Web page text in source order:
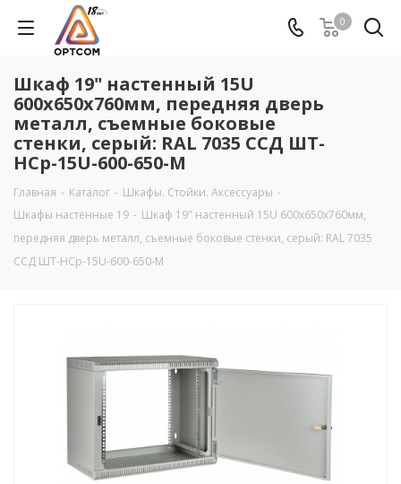
0
Шкаф 19" настенный 15U
600х650х760мм, передняя дверь
металл, съемные боковые
стенки, серый: RAL 7035 ССД ШТ-
НСр-15U-600-650-М
Главная - Каталог - Шкафы. Стойки. Аксесcуары -
Шкафы настенные 19 - Шкаф 19" настенный 15U 600х650х760мм,
передняя дверь металл, съемные боковые стенки, серый: RAL 7035
ССД ШТ-НСр-15U-600-650-М